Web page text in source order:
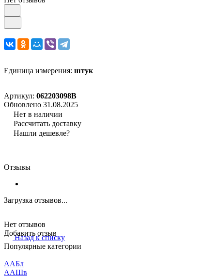
Единица измерения: штук
Артикул: 062203098B
Обновлено 31.08.2025
Нет в наличии
Рассчитать доставку
Нашли дешевле?
Отзывы
Загрузка отзывов...
Нет отзывов
Добавить отзыв
Назад к списку
Популярные категории
ААБл
ААШв